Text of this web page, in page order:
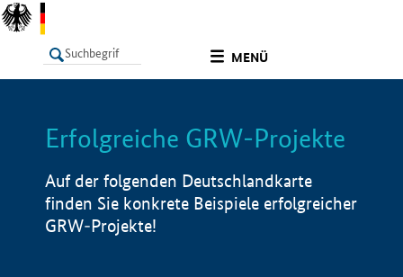
MENÜ
LISTE Info
Erfolgreiche GRW-Projekte
Auf der folgenden Deutschlandkarte
finden Sie konkrete Beispiele erfolgreicher
GRW-Projekte!